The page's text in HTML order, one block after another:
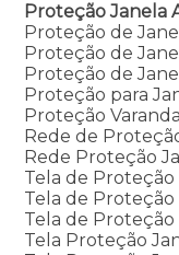
Proteção Janela
Proteção de
Proteção de
Proteção de
Proteção para
Proteção
Rede de
Rede Proteção
Tela de
Tela de
Tela de
Tela Proteção